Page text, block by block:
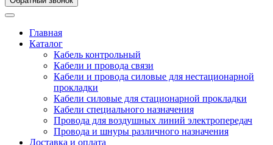
Главная
Каталог
Кабель контрольный
Кабели и провода связи
Кабели и провода силовые для нестационарной
прокладки
Кабели силовые для стационарной прокладки
Кабели специального назначения
Провода для воздушных линий электропередач
Провода и шнуры различного назначения
Доставка и оплата